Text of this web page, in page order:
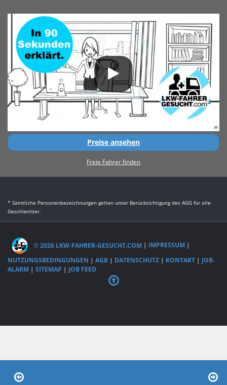
Preise ansehen
Freie Fahrer finden
* Sämtliche Personenbezeichnungen gelten unter Berücksichtigung des AGG für alle
Geschlechter.
© 2026 LKW-FAHRER-GESUCHT.COM | IMPRESSUM |
NUTZUNGSBEDINGUNGEN | AGB | DATENSCHUTZ | KONTAKT | JOB-
ALARM | SITEMAP | JOB FEED